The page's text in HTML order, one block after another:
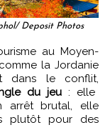
Deposit Photos
la Jordanie
dans le conflit,
du jeu : elle
arrêt brutal, elle
plutôt pour des